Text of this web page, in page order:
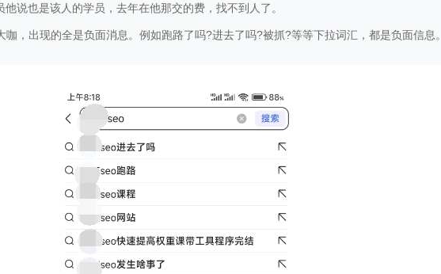
说也是该人的学员，去年在他那交的费，找不到人了。
咖，出现的全是负面消息。例如跑路了吗?进去了吗?被抓?等等下拉词汇，都是负面信息。